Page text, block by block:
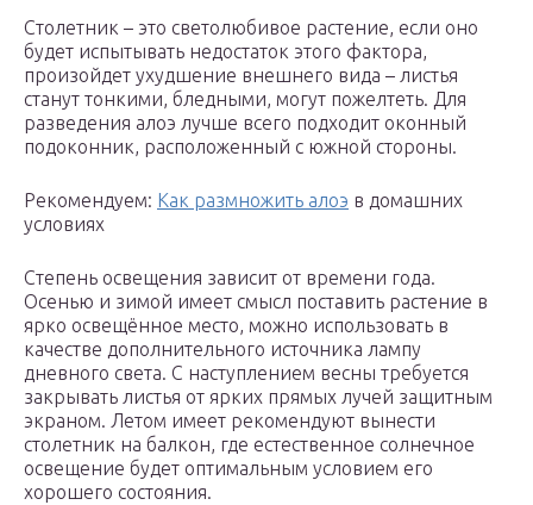
Столетник – это светолюбивое растение, если оно
будет испытывать недостаток этого фактора,
произойдет ухудшение внешнего вида – листья
станут тонкими, бледными, могут пожелтеть. Для
разведения алоэ лучше всего подходит оконный
подоконник, расположенный с южной стороны.
Рекомендуем: Как размножить алоэ в домашних
условиях
Степень освещения зависит от времени года.
Осенью и зимой имеет смысл поставить растение в
ярко освещённое место, можно использовать в
качестве дополнительного источника лампу
дневного света. С наступлением весны требуется
закрывать листья от ярких прямых лучей защитным
экраном. Летом имеет рекомендуют вынести
столетник на балкон, где естественное солнечное
освещение будет оптимальным условием его
хорошего состояния.